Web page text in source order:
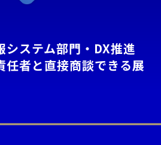
システム部門・DX推進
任者と直接商談できる展